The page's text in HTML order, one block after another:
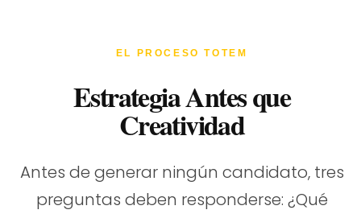
EL PROCESO TOTEM
Estrategia Antes que
Creatividad
Antes de generar ningún candidato, tres
preguntas deben responderse: ¿Qué